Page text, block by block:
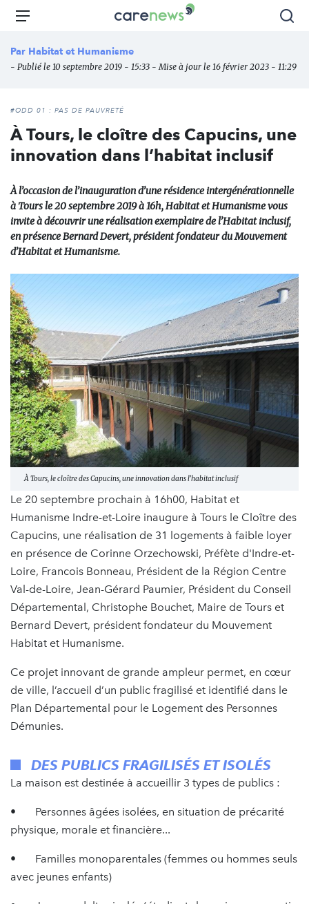
Aller
principal
Carenews,
des
l'engagement
Menu
Par Habitat et Humanisme
- Publié le 10 septembre 2019 - 15:33 - Mise à jour le 16 février 2023 - 11:29
#ODD 01 : PAS DE PAUVRETÉ
À Tours, le cloître des Capucins, une
innovation dans l’habitat inclusif
À l’occasion de l’inauguration d’une résidence intergénérationnelle
à Tours le 20 septembre 2019 à 16h, Habitat et Humanisme vous
invite à découvrir une réalisation exemplaire de l’Habitat inclusif,
en présence Bernard Devert, président fondateur du Mouvement
d’Habitat et Humanisme.
À Tours, le cloître des Capucins, une innovation dans l’habitat inclusif
Le 20 septembre prochain à 16h00, Habitat et
Humanisme Indre-et-Loire inaugure à Tours le Cloître des
Capucins, une réalisation de 31 logements à faible loyer
en présence de Corinne Orzechowski, Préfète d'Indre-et-
Loire, Francois Bonneau, Président de la Région Centre
Val-de-Loire, Jean-Gérard Paumier, Président du Conseil
Départemental, Christophe Bouchet, Maire de Tours et
Bernard Devert, président fondateur du Mouvement
Habitat et Humanisme.
Ce projet innovant de grande ampleur permet, en cœur
de ville, l’accueil d’un public fragilisé et identifié dans le
Plan Départemental pour le Logement des Personnes
Démunies.
DES PUBLICS FRAGILISÉS ET ISOLÉS
La maison est destinée à accueillir 3 types de publics :
• Personnes âgées isolées, en situation de précarité
physique, morale et financière...
• Familles monoparentales (femmes ou hommes seuls
avec jeunes enfants)